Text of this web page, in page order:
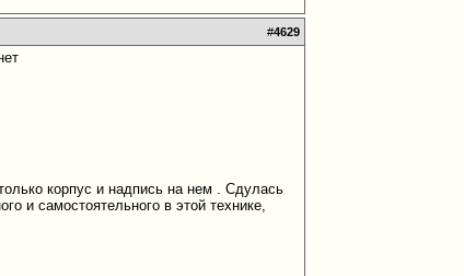
#4629
корпус и надпись на нем . Сдулась
и самостоятельного в этой технике,